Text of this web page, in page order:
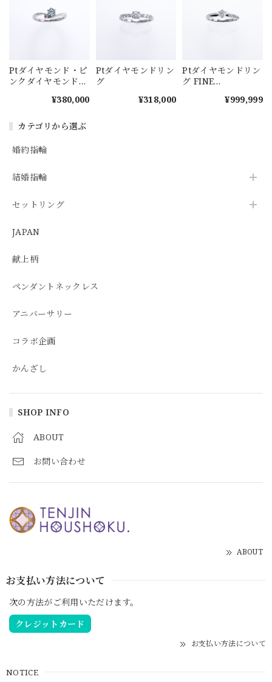
カテゴリから選ぶ
婚約指輪
結婚指輪
セットリング
JAPAN
献上柄
ペンダントネックレス
アニバーサリー
コラボ企画
かんざし
SHOP INFO
ABOUT
お問い合わせ
Ptダイヤモンド・ピ
ンクダイヤモンドリ
¥380,000
Ptダイヤモンドリン
グ
¥318,000
Ptダイヤモンドリン
グ FINE
¥999,999
ABOUT
お支払い方法について
次の方法がご利用いただけます。
クレジットカード
お支払い方法について
NOTICE